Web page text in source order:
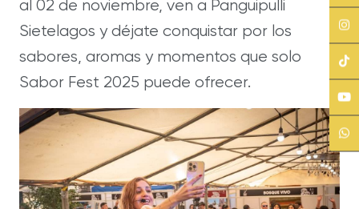
al 02 de noviembre, ven a Panguipulli
Sietelagos y déjate conquistar por los
sabores, aromas y momentos que solo
Sabor Fest 2025 puede ofrecer.